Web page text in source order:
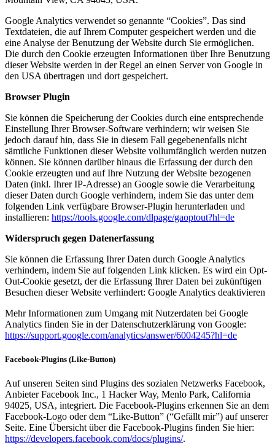
Google Analytics verwendet so genannte “Cookies”. Das sind
Textdateien, die auf Ihrem Computer gespeichert werden und die
eine Analyse der Benutzung der Website durch Sie ermöglichen.
Die durch den Cookie erzeugten Informationen über Ihre Benutzung
dieser Website werden in der Regel an einen Server von Google in
den USA übertragen und dort gespeichert.
Browser Plugin
Sie können die Speicherung der Cookies durch eine entsprechende
Einstellung Ihrer Browser-Software verhindern; wir weisen Sie
jedoch darauf hin, dass Sie in diesem Fall gegebenenfalls nicht
sämtliche Funktionen dieser Website vollumfänglich werden nutzen
können. Sie können darüber hinaus die Erfassung der durch den
Cookie erzeugten und auf Ihre Nutzung der Website bezogenen
Daten (inkl. Ihrer IP-Adresse) an Google sowie die Verarbeitung
dieser Daten durch Google verhindern, indem Sie das unter dem
folgenden Link verfügbare Browser-Plugin herunterladen und
installieren: https://tools.google.com/dlpage/gaoptout?hl=de
Widerspruch gegen Datenerfassung
Sie können die Erfassung Ihrer Daten durch Google Analytics
verhindern, indem Sie auf folgenden Link klicken. Es wird ein Opt-
Out-Cookie gesetzt, der die Erfassung Ihrer Daten bei zukünftigen
Besuchen dieser Website verhindert: Google Analytics deaktivieren
Mehr Informationen zum Umgang mit Nutzerdaten bei Google
Analytics finden Sie in der Datenschutzerklärung von Google:
https://support.google.com/analytics/answer/6004245?hl=de
Facebook-Plugins (Like-Button)
Auf unseren Seiten sind Plugins des sozialen Netzwerks Facebook,
Anbieter Facebook Inc., 1 Hacker Way, Menlo Park, California
94025, USA, integriert. Die Facebook-Plugins erkennen Sie an dem
Facebook-Logo oder dem “Like-Button” (“Gefällt mir”) auf unserer
Seite. Eine Übersicht über die Facebook-Plugins finden Sie hier:
https://developers.facebook.com/docs/plugins/.